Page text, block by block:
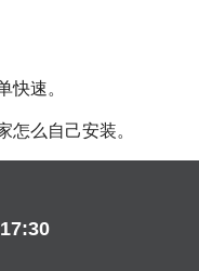
快速。
怎么自己安装。